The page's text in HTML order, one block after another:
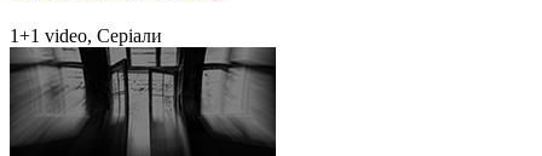
1+1 video, Серіали